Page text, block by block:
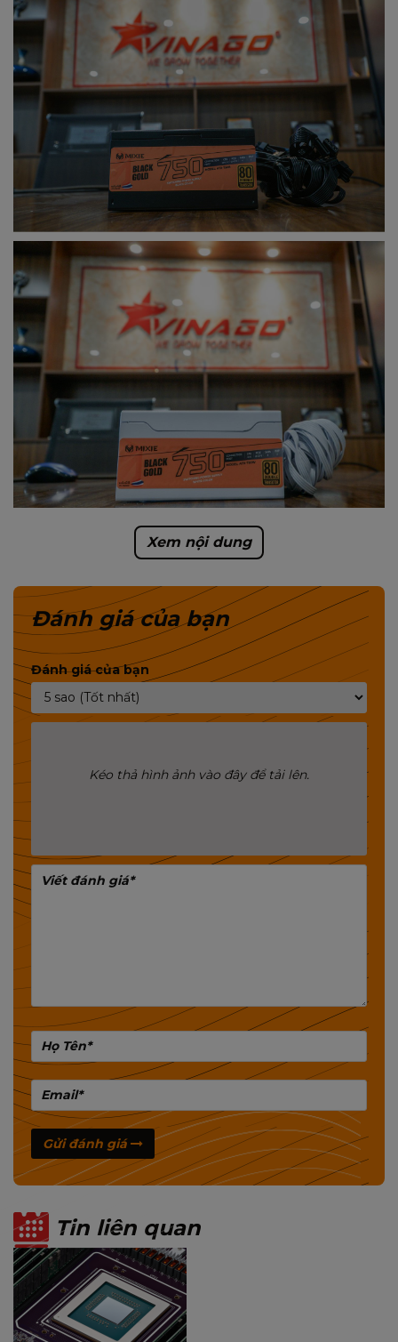
CỔNG KẾT NỐI CỦA NGUỒN MIXIE VÀ CÔNG SUẤT HỖ
𝐌𝐈𝐗𝐈𝐄 - 𝐓𝐡𝐮̛𝐨̛𝐧𝐠 𝐡𝐢𝐞̣̂𝐮 đ𝐮̛𝐨̛̣𝐜 𝐲𝐞̂𝐮 𝐭𝐡𝐢́𝐜𝐡 𝐭𝐚̣𝐢 𝐓𝐡𝐚́𝐢 𝐋𝐚𝐧
thương mại các sản phẩm linh phụ kiện trong ngành
máy tính, thiết bị mạng, cctv, ...
👑Thị trường chính bao gồm Thái Lan, Trung Quốc, Hàn
Quốc, Đông Nam Á, ...
👑Liên tục dành được 12 giải thưởng về chất lượng,
chứng nhận quốc tế do người tiêu dùng bình chọn tại
📌𝐓𝐡𝐨̂𝐧𝐠 𝐭𝐢𝐧 𝐜𝐡𝐢 𝐭𝐢𝐞̂́𝐭 đ𝐚̆𝐧𝐠 𝐤𝐲́ 𝐥𝐚̀𝐦 đ𝐚̣𝐢 𝐥𝐲́ 𝐩𝐡𝐚̂𝐧 𝐩𝐡𝐨̂́𝐢 𝐯𝐮𝐢 𝐥𝐨̀𝐧𝐠 𝐥𝐢𝐞̂𝐧 𝐡𝐞̣̂:
Đăng ký làm đại lý tại: www.mixie.vn (khuyến nghị)
Inbox trực tiếp cho Fanpage: m.me/imouvinago
🚩 Miền Bắc: 0904655447 - MR Thịnh
🚩 Miền Nam: 0987256898 - MR Hiến
🚩 Miền Trung: 0905403060 - MR Long
Kết luận:
Đừng để năng lượng trở thành giới hạn cho dàn
máy của bạn! Chọn ngay nguồn 750W Mixie để
cho tất cả nhu cầu sử dụng, từ giải trí đến làm việc
chuyên nghiệp!
Xem nội dung
Đánh giá của bạn
Đánh giá của bạn
Kéo thả hình ảnh vào đây để tải lên.
Gửi đánh giá
Tin liên quan